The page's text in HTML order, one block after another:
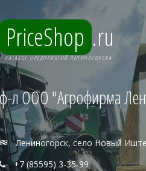
PriceShop .ru
КАТАЛОГ ПРЕДПРИЯТИЙ ЛЕНИНОГОРСКА
л ООО "Агрофирма
Лениногорск, село Новый
+7 (85595) 3-35-99